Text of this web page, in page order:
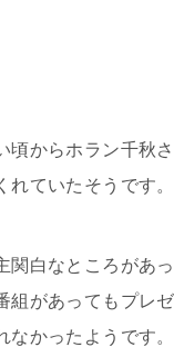
頃からホラン千秋
れていたそうです。
関白なところがあ
組があってもプレ
なかったようです。